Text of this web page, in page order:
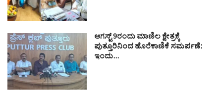
ಆಗಸ್ಟ್ 9ರಂದು ಮಾಣಿಲ ಕ್ಷೇತ್ರಕ್ಕೆ
ಪುತ್ತೂರಿನಿಂದ ಹೊರೆಕಾಣಿಕೆ ಸಮರ್ಪಣೆ:
ಇಂದು…